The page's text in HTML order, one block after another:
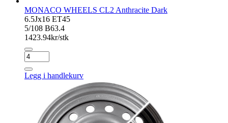
MONACO WHEELS CL2 Anthracite Dark
6.5Jx16 ET45
5/108 B63.4
1423.94kr/stk
MONACO
WHEELS
CL2
Anthracite
Legg i handlekurv